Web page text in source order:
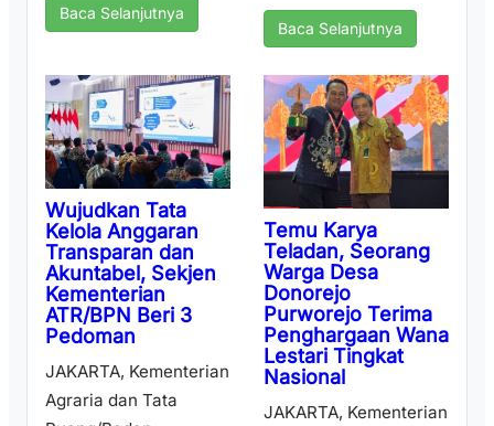
Baca Selanjutnya
Baca Selanjutnya
Wujudkan Tata
Kelola Anggaran
Transparan dan
Akuntabel, Sekjen
Kementerian
ATR/BPN Beri 3
Pedoman
JAKARTA, Kementerian
Agraria dan Tata
Temu Karya
Teladan, Seorang
Warga Desa
Donorejo
Purworejo Terima
Penghargaan Wana
Lestari Tingkat
Nasional
JAKARTA, Kementerian